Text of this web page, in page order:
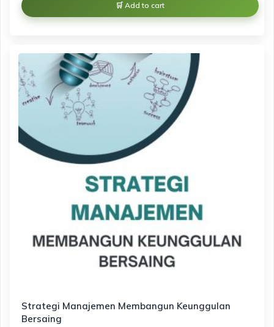
Add to cart
Strategi Manajemen Membangun Keunggulan
Bersaing